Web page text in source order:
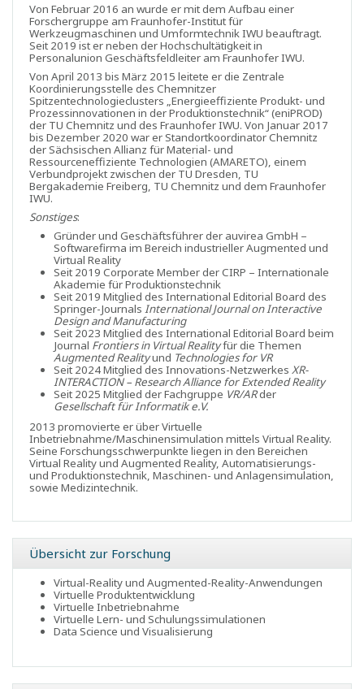
Von Februar 2016 an wurde er mit dem Aufbau einer
Forschergruppe am Fraunhofer-Institut für
Werkzeugmaschinen und Umformtechnik IWU beauftragt.
Seit 2019 ist er neben der Hochschultätigkeit in
Personalunion Geschäftsfeldleiter am Fraunhofer IWU.
Von April 2013 bis März 2015 leitete er die Zentrale
Koordinierungsstelle des Chemnitzer
Spitzentechnologieclusters „Energieeffiziente Produkt- und
Prozessinnovationen in der Produktionstechnik“ (eniPROD)
der TU Chemnitz und des Fraunhofer IWU. Von Januar 2017
bis Dezember 2020 war er Standortkoordinator Chemnitz
der Sächsischen Allianz für Material- und
Ressourceneffiziente Technologien (AMARETO), einem
Verbundprojekt zwischen der TU Dresden, TU
Bergakademie Freiberg, TU Chemnitz und dem Fraunhofer
IWU.
Sonstiges:
Gründer und Geschäftsführer der auvirea GmbH –
Softwarefirma im Bereich industrieller Augmented und
Virtual Reality
Seit 2019 Corporate Member der CIRP – Internationale
Akademie für Produktionstechnik
Seit 2019 Mitglied des International Editorial Board des
Springer-Journals International Journal on Interactive
Design and Manufacturing
Seit 2023 Mitglied des International Editorial Board beim
Journal Frontiers in Virtual Realityfür die Themen
Augmented Realityund Technologies for VR
Seit 2024 Mitglied des Innovations-Netzwerkes XR-
INTERACTION – Research Alliance for Extended Reality
Seit 2025 Mitglied der Fachgruppe VR/ARder
Gesellschaft für Informatik e.V.
2013 promovierte er über Virtuelle
Inbetriebnahme/Maschinensimulation mittels Virtual Reality.
Seine Forschungsschwerpunkte liegen in den Bereichen
Virtual Reality und Augmented Reality, Automatisierungs-
und Produktionstechnik, Maschinen- und Anlagensimulation,
sowie Medizintechnik.
Übersicht zur Forschung
Virtual-Reality und Augmented-Reality-Anwendungen
Virtuelle Produktentwicklung
Virtuelle Inbetriebnahme
Virtuelle Lern- und Schulungssimulationen
Data Science und Visualisierung